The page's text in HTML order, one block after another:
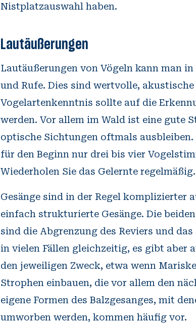
Nistplatzauswahl haben.
Lautäußerungen
Lautäußerungen von Vögeln kann man
und Rufe. Dies sind wertvolle,
Vogelartenkenntnis sollte auf die
werden. Vor allem im Wald ist eine gute
optische Sichtungen oftmals ausbleiben.
für den Beginn nur drei bis vier
Wiederholen Sie das Gelernte regelmäßig.
Gesänge sind in der Regel komplizierter
einfach strukturierte Gesänge. Die
sind die Abgrenzung des Reviers und
in vielen Fällen gleichzeitig, es gibt aber
den jeweiligen Zweck, etwa wenn
Strophen einbauen, die vor allem den
eigene Formen des Balzgesanges, mit
umworben werden, kommen häufig vor.